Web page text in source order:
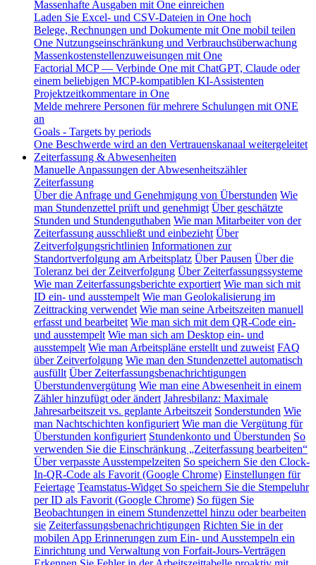
Massenhafte Ausgaben mit One einreichen
Laden Sie Excel- und CSV-Dateien in One hoch
Belege, Rechnungen und Dokumente mit One mobil teilen
One Nutzungseinschränkung und Verbrauchsüberwachung
Massenkostenstellenzuweisungen mit One
Factorial MCP — Verbinde One mit ChatGPT, Claude oder
einem beliebigen MCP-kompatiblen KI-Assistenten
Projektzeitkommentare in One
Melde mehrere Personen für mehrere Schulungen mit ONE
an
Goals - Targets by periods
One Beschwerde wird an den Vertrauenskanaal weitergeleitet
Zeiterfassung & Abwesenheiten
Manuelle Anpassungen der Abwesenheitszähler
Zeiterfassung
Über die Anfrage und Genehmigung von Überstunden Wie
man Stundenzettel prüft und genehmigt Über geschätzte
Stunden und Stundenguthaben Wie man Mitarbeiter von der
Zeiterfassung ausschließt und einbezieht Über
Zeitverfolgungsrichtlinien Informationen zur
Standortverfolgung am Arbeitsplatz Über Pausen Über die
Toleranz bei der Zeitverfolgung Über Zeiterfassungssysteme
Wie man Zeiterfassungsberichte exportiert Wie man sich mit
ID ein- und ausstempelt Wie man Geolokalisierung im
Zeittracking verwendet Wie man seine Arbeitszeiten manuell
erfasst und bearbeitet Wie man sich mit dem QR-Code ein-
und ausstempelt Wie man sich am Desktop ein- und
ausstempelt Wie man Arbeitspläne erstellt und zuweist FAQ
über Zeitverfolgung Wie man den Stundenzettel automatisch
ausfüllt Über Zeiterfassungsbenachrichtigungen
Überstundenvergütung Wie man eine Abwesenheit in einem
Zähler hinzufügt oder ändert Jahresbilanz: Maximale
Jahresarbeitszeit vs. geplante Arbeitszeit Sonderstunden Wie
man Nachtschichten konfiguriert Wie man die Vergütung für
Überstunden konfiguriert Stundenkonto und Überstunden So
verwenden Sie die Einschränkung „Zeiterfassung bearbeiten“
Über verpasste Ausstempelzeiten So speichern Sie den Clock-
In-QR-Code als Favorit (Google Chrome) Einstellungen für
Feiertage Teamstatus-Widget So speichern Sie die Stempeluhr
per ID als Favorit (Google Chrome) So fügen Sie
Beobachtungen in einem Stundenzettel hinzu oder bearbeiten
sie Zeiterfassungsbenachrichtigungen Richten Sie in der
mobilen App Erinnerungen zum Ein- und Ausstempeln ein
Einrichtung und Verwaltung von Forfait-Jours-Verträgen